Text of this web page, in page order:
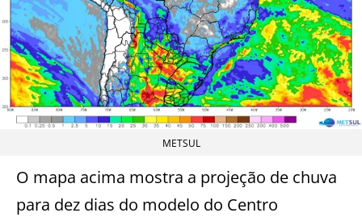
METSUL
O mapa acima mostra a projeção de chuva
para dez dias do modelo do Centro